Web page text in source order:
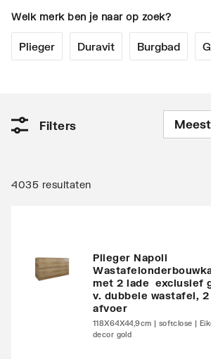
Welk merk ben je naar op zoek?
Plieger Duravit Burgbad
Filters
4035 resultaten
Plieger Napoli
met 2 lade exclusief
v. dubbele wastafel, 2
afvoer
118X64X44,9cm | softclose |
decor gold